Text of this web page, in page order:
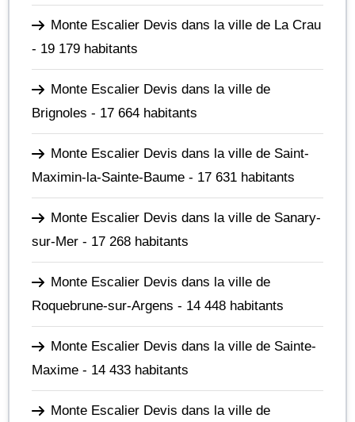
Monte Escalier Devis dans la ville de La Crau
- 19 179 habitants
Monte Escalier Devis dans la ville de
Brignoles - 17 664 habitants
Monte Escalier Devis dans la ville de Saint-
Maximin-la-Sainte-Baume - 17 631 habitants
Monte Escalier Devis dans la ville de Sanary-
sur-Mer - 17 268 habitants
Monte Escalier Devis dans la ville de
Roquebrune-sur-Argens - 14 448 habitants
Monte Escalier Devis dans la ville de Sainte-
Maxime - 14 433 habitants
Monte Escalier Devis dans la ville de